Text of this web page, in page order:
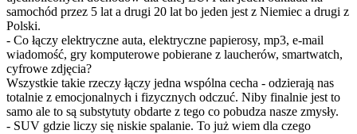
samochód przez 5 lat a drugi 20 lat bo jeden jest z Niemiec a drugi z
Polski.
- Co łączy elektryczne auta, elektryczne papierosy, mp3, e-mail
wiadomość, gry komputerowe pobierane z laucherów, smartwatch,
cyfrowe zdjęcia?
Wszystkie takie rzeczy łączy jedna wspólna cecha - odzierają nas
totalnie z emocjonalnych i fizycznych odczuć. Niby finalnie jest to
samo ale to są substytuty obdarte z tego co pobudza nasze zmysły.
- SUV gdzie liczy się niskie spalanie. To już wiem dla czego